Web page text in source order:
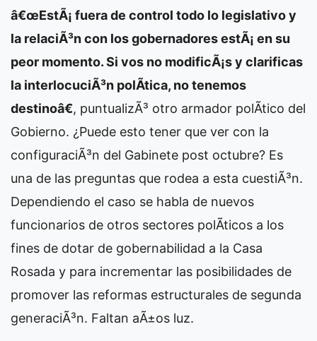
â€œEstÃ¡ fuera de control todo lo legislativo y
la relaciÃ³n con los gobernadores estÃ¡ en su
peor momento. Si vos no modificÃ¡s y clarificas
la interlocuciÃ³n polÃ­tica, no tenemos
destinoâ€, puntualizÃ³ otro armador polÃ­tico del
Gobierno. ¿Puede esto tener que ver con la
configuraciÃ³n del Gabinete post octubre? Es
una de las preguntas que rodea a esta cuestiÃ³n.
Dependiendo el caso se habla de nuevos
funcionarios de otros sectores polÃ­ticos a los
fines de dotar de gobernabilidad a la Casa
Rosada y para incrementar las posibilidades de
promover las reformas estructurales de segunda
generaciÃ³n. Faltan aÃ±os luz.